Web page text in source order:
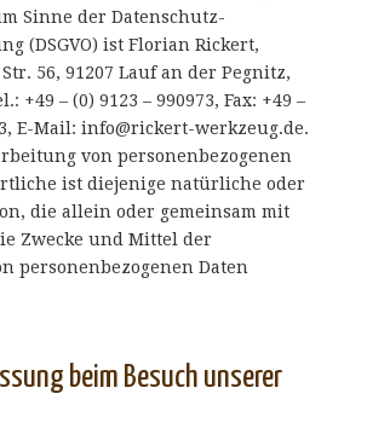
Sinne der Datenschutz-
(DSGVO) ist Florian Rickert,
56, 91207 Lauf an der Pegnitz,
+49 – (0) 9123 – 990973, Fax: +49 –
E-Mail: info@rickert-werkzeug.de.
von personenbezogenen
ist diejenige natürliche oder
die allein oder gemeinsam mit
Zwecke und Mittel der
personenbezogenen Daten
beim Besuch unserer